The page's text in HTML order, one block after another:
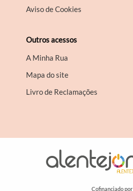
Aviso de Cookies
Outros acessos
A Minha Rua
Mapa do site
Livro de Reclamações
Cofinanciado por